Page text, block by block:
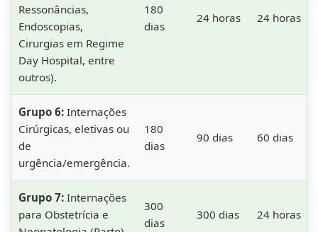
Ressonâncias,
Endoscopias,
Cirurgias em Regime
Day Hospital, entre
outros).
180
dias
24 horas 24 horas
Grupo 6: Internações
Cirúrgicas, eletivas ou
de
urgência/emergência.
180
dias
90 dias 60 dias
Grupo 7: Internações
para Obstetrícia e
300
dias
300 dias 24 horas